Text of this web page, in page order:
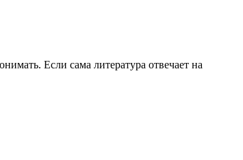
Если сама литература отвечает на